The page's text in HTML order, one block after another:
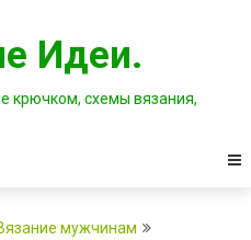
Идеи.
крючком, схемы вязания,
мужчинам